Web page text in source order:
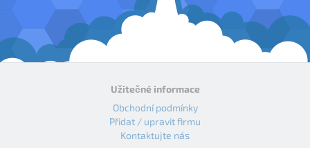
Užitečné informace
Obchodní podmínky
Přidat / upravit firmu
Kontaktujte nás